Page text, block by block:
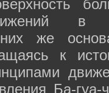
в
же
к
Ба-